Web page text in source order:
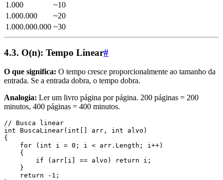
1.000
~10
1.000.000
~20
1.000.000.000 ~30
4.3. O(n): Tempo Linear#
O que significa: O tempo cresce proporcionalmente ao tamanho da
entrada. Se a entrada dobra, o tempo dobra.
Analogia: Ler um livro página por página. 200 páginas = 200
minutos, 400 páginas = 400 minutos.
// Busca linear
int BuscaLinear( int [] arr , int alvo)
{
    for
( int i = 0 ; i < arr . Length ; i++)
    {
        if
( arr [i] == alvo) return i;
    }
    return
- 1 ;